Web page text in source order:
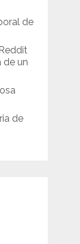
de
de un
de